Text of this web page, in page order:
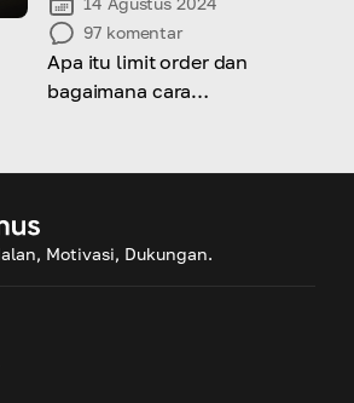
97 komentar
Apa itu limit order dan
bagaimana cara
keuntungan maksimal? Artikel
Motivasi, Dukungan.